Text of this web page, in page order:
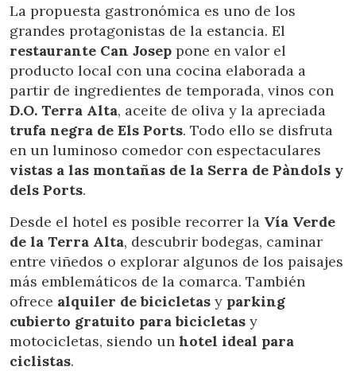
La propuesta gastronómica es uno de los
grandes protagonistas de la estancia. El
restaurante Can Josep pone en valor el
producto local con una cocina elaborada a
partir de ingredientes de temporada, vinos con
D.O. Terra Alta, aceite de oliva y la apreciada
trufa negra de Els Ports. Todo ello se disfruta
en un luminoso comedor con espectaculares
vistas a las montañas de la Serra de Pàndols y
dels Ports.
Desde el hotel es posible recorrer la Vía Verde
de la Terra Alta, descubrir bodegas, caminar
entre viñedos o explorar algunos de los paisajes
más emblemáticos de la comarca. También
ofrece alquiler de bicicletas y parking
cubierto gratuito para bicicletas y
motocicletas, siendo un hotel ideal para
ciclistas.
Modificar cookies
Técnicas y funcionales
Siempre activas
Este sitio web utiliza Cookies propias para recopilar
información con la finalidad de mejorar nuestros servicios.
Si continua navegando, supone la aceptación de la
instalación de las mismas. El usuario tiene la posibilidad
de configurar su navegador pudiendo, si así lo desea,
impedir que sean instaladas en su disco duro, aunque